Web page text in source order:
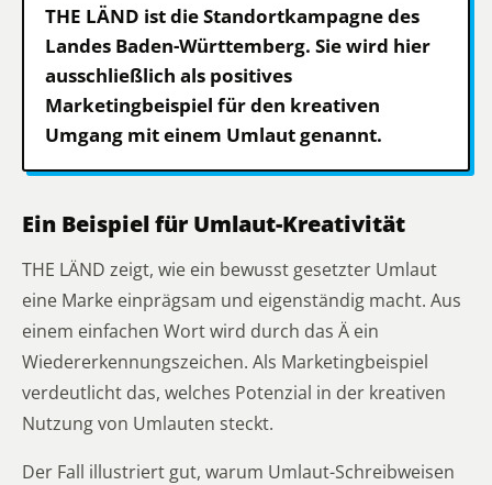
THE LÄND ist die Standortkampagne des
Landes Baden-Württemberg. Sie wird hier
ausschließlich als positives
Marketingbeispiel für den kreativen
Umgang mit einem Umlaut genannt.
Ein Beispiel für Umlaut-Kreativität
THE LÄND zeigt, wie ein bewusst gesetzter Umlaut
eine Marke einprägsam und eigenständig macht. Aus
einem einfachen Wort wird durch das Ä ein
Wiedererkennungszeichen. Als Marketingbeispiel
verdeutlicht das, welches Potenzial in der kreativen
Nutzung von Umlauten steckt.
Der Fall illustriert gut, warum Umlaut-Schreibweisen